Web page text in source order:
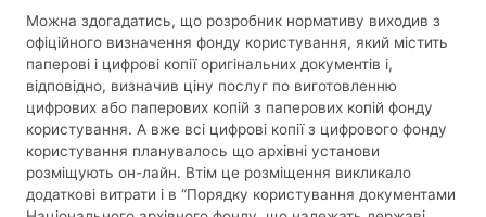
Можна здогадатись, що розробник нормативу виходив з
офіційного визначення фонду користування, який містить
паперові і цифрові копії оригінальних документів і,
відповідно, визначив ціну послуг по виготовленню
цифрових або паперових копій з паперових копій фонду
користування. А вже всі цифрові копії з цифрового фонду
користування планувалось що архівні установи
розміщують он-лайн. Втім це розміщення викликало
додаткові витрати і в “Порядку користування документами